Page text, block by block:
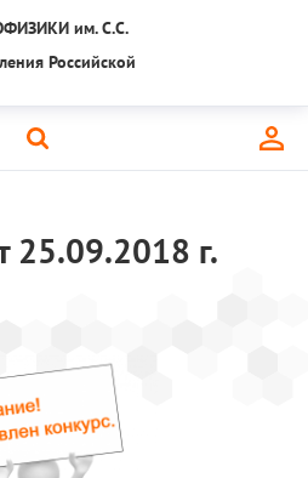
им. С.С.
Российской
25.09.2018 г.